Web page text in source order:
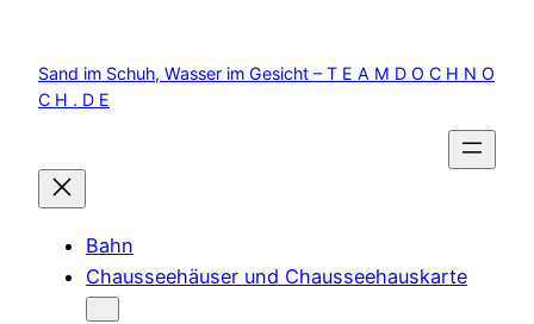
springen
Sand im Schuh, Wasser im Gesicht – T E A M D O C H N O
C H . D E
Bahn
Chausseehäuser und Chausseehauskarte